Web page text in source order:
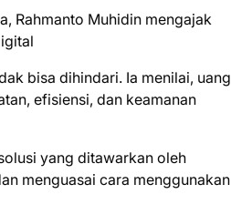
Rahmanto Muhidin mengajak
bisa dihindari. Ia menilai, uang
efisiensi, dan keamanan
yang ditawarkan oleh
menguasai cara menggunakan